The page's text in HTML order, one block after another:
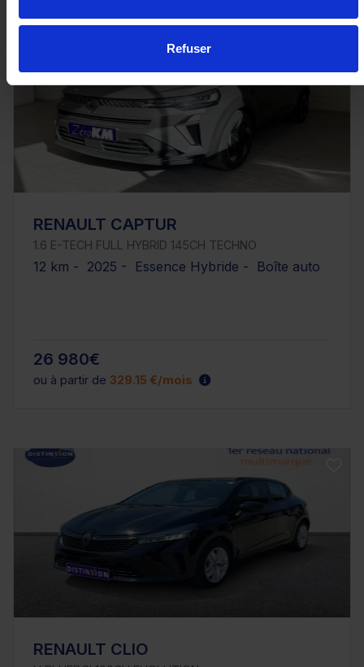
Refuser
RENAULT CAPTUR
1.6 E-TECH FULL HYBRID 145CH TECHNO
12 km - 2025 - Essence Hybride - Boîte auto
26 980€
ou à partir de 329.15 €/mois
RENAULT CLIO